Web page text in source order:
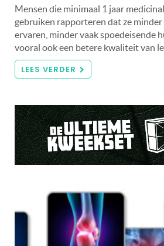
Mensen die minimaal 1 jaar
gebruiken rapporteren dat ze
ervaren, minder vaak spoedeisende
vooral ook een betere kwaliteit van
LEES VERDER